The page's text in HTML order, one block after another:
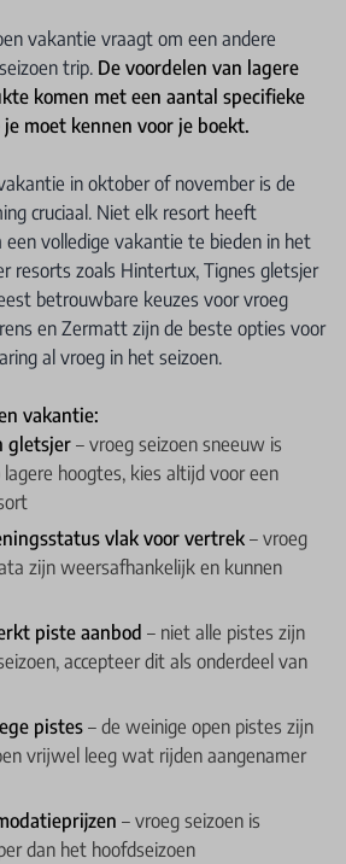
vakantie vraagt om een andere
trip. De voordelen van lagere
komen met een aantal specifieke
moet kennen voor je boekt.
in oktober of november is de
cruciaal. Niet elk resort heeft
volledige vakantie te bieden in het
resorts zoals Hintertux, Tignes gletsjer
betrouwbare keuzes voor vroeg
en Zermatt zijn de beste opties voor
al vroeg in het seizoen.
vakantie:
gletsjer – vroeg seizoen sneeuw is
hoogtes, kies altijd voor een
vlak voor vertrek – vroeg
zijn weersafhankelijk en kunnen
piste aanbod – niet alle pistes zijn
accepteer dit als onderdeel van
pistes – de weinige open pistes zijn
vrijwel leeg wat rijden aangenamer
– vroeg seizoen is
dan het hoofdseizoen